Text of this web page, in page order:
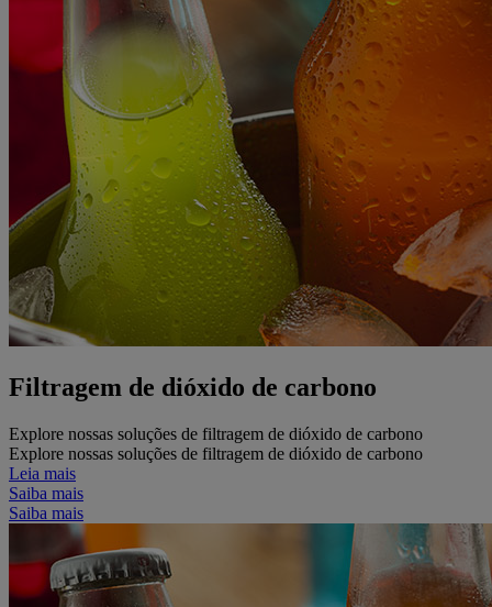
Filtragem de dióxido de carbono
Explore nossas soluções de filtragem de dióxido de carbono
Explore nossas soluções de filtragem de dióxido de carbono
Leia mais
Saiba mais
Saiba mais